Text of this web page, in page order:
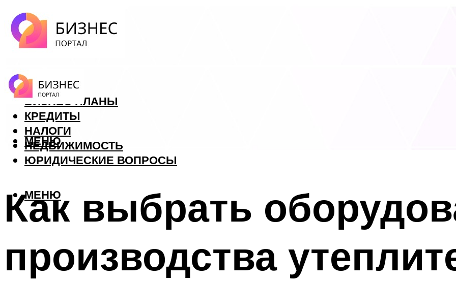
ФОРЕКС
БИЗНЕС ПЛАНЫ
КРЕДИТЫ
НАЛОГИ
НЕДВИЖИМОСТЬ
ЮРИДИЧЕСКИЕ ВОПРОСЫ
МЕНЮ
МЕНЮ
Как выбрать
производства